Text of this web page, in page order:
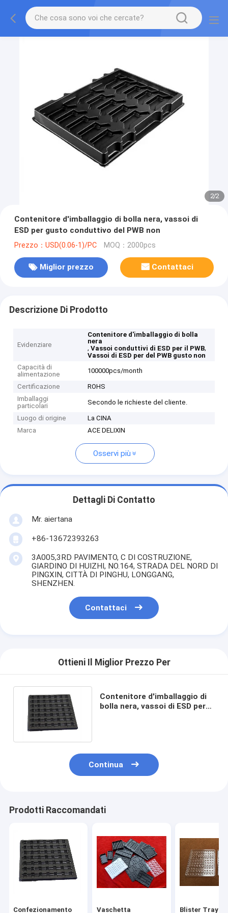
2/2
Contenitore d'imballaggio di bolla nera, vassoi di
ESD per gusto conduttivo del PWB non
Prezzo：USD(0.06-1)/PC MOQ：2000pcs
Miglior prezzo Contattaci
Descrizione Di Prodotto
Evidenziare
Contenitore d'imballaggio di bolla
nera
,Vassoi conduttivi di ESD per il PWB,
Vassoi di ESD per del PWB gusto non
Capacità di
alimentazione
100000pcs/month
Certificazione
ROHS
Imballaggi
particolari
Secondo le richieste del cliente.
Luogo di origine
La CINA
Marca
ACE DELIXIN
Osservi più
Dettagli Di Contatto
Mr. aiertana
+86-13672393263
3A005,3RD PAVIMENTO, C DI COSTRUZIONE,
GIARDINO DI HUIZHI, NO.164, STRADA DEL NORD DI
PINGXIN, CITTÀ DI PINGHU, LONGGANG,
SHENZHEN.
Contattaci
Ottieni Il Miglior Prezzo Per
Contenitore d'imballaggio di
bolla nera, vassoi di ESD per
Continua
Prodotti Raccomandati
Confezionamento Vaschetta Blister Tray